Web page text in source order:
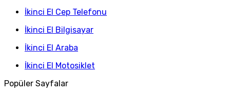
İkinci El Cep Telefonu
İkinci El Bilgisayar
İkinci El Araba
İkinci El Motosiklet
Popüler Sayfalar